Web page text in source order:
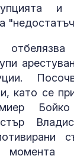
и
като се
момента